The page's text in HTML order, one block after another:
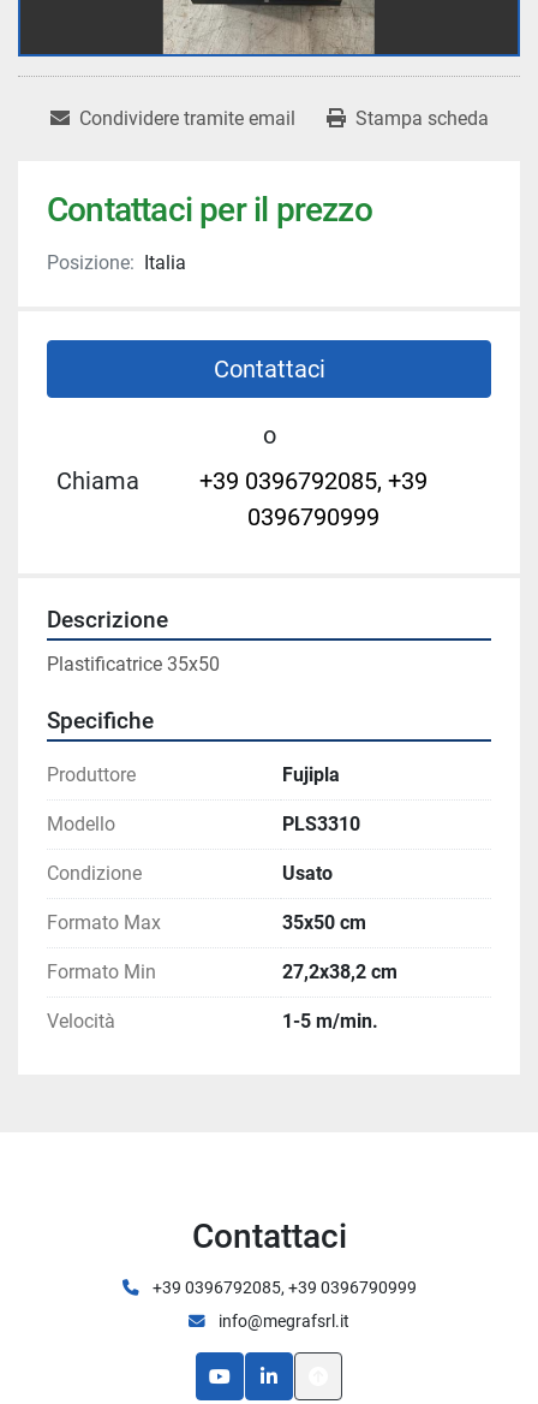
Condividere tramite email Stampa scheda
Contattaci per il prezzo
Posizione: Italia
Contattaci
o
Chiama
+39 0396792085, +39
0396790999
Descrizione
Plastificatrice 35x50
Specifiche
Produttore Fujipla
Modello PLS3310
Condizione Usato
Formato Max 35x50 cm
Formato Min 27,2x38,2 cm
Velocità 1-5 m/min.
Contattaci
+39 0396792085, +39 0396790999
info@megrafsrl.it
youtubelinkedin